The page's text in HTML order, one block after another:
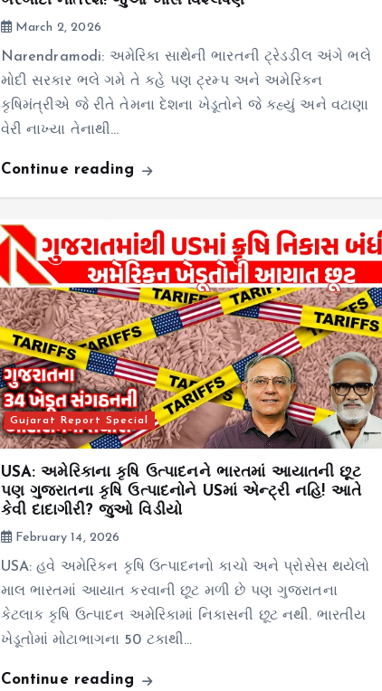
March 2, 2026
Narendramodi: અમેરિકા સાથેની ભારતની ટ્રેડડીલ અંગે ભલે
મોદી સરકાર ભલે ગમે તે કહે પણ ટ્રમ્પ અને અમેરિકન
કૃષિમંત્રીએ જે રીતે તેમના દેશના ખેડૂતોને જે કહ્યું અને વટાણા
વેરી નાખ્યા તેનાથી…
Continue reading
Gujarat Report Special
USA: અમેરિકાના કૃષિ ઉત્પાદનને ભારતમાં આયાતની છૂટ
પણ ગુજરાતના કૃષિ ઉત્પાદનોને USમાં એન્ટ્રી નહિ! આતે
કેવી દાદાગીરી? જુઓ વિડીયો
February 14, 2026
USA: હવે અમેરિકન કૃષિ ઉત્પાદનનો કાચો અને પ્રોસેસ થયેલો
માલ ભારતમાં આયાત કરવાની છૂટ મળી છે પણ ગુજરાતના
કેટલાક કૃષિ ઉત્પાદન અમેરિકામાં નિકાસની છૂટ નથી. ભારતીય
ખેડૂતોમાં મોટાભાગના 50 ટકાથી…
Continue reading